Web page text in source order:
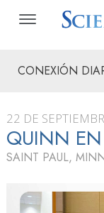
CONEXIÓN
22 DE
QUINN
SAINT PAUL,